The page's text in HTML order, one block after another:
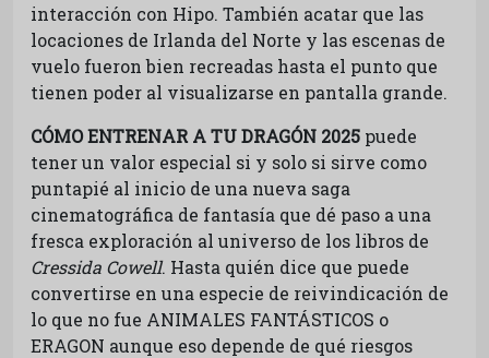
interacción con Hipo. También acatar que las
locaciones de Irlanda del Norte y las escenas de
vuelo fueron bien recreadas hasta el punto que
tienen poder al visualizarse en pantalla grande.
CÓMO ENTRENAR A TU DRAGÓN 2025 puede
tener un valor especial si y solo si sirve como
puntapié al inicio de una nueva saga
cinematográfica de fantasía que dé paso a una
fresca exploración al universo de los libros de
Cressida Cowell. Hasta quién dice que puede
convertirse en una especie de reivindicación de
lo que no fue ANIMALES FANTÁSTICOS o
ERAGON aunque eso depende de qué riesgos